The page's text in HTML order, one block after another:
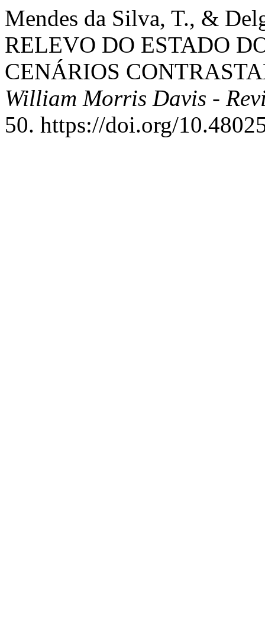
Mendes da Silva, T., &
RELEVO DO ESTADO
CENÁRIOS
William Morris Davis -
50. https://doi.org/